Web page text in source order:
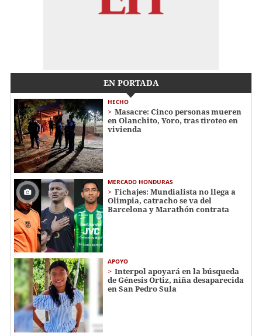
EN PORTADA
HECHO
Masacre: Cinco personas mueren
en Olanchito, Yoro, tras tiroteo en
vivienda
MERCADO HONDURAS
Fichajes: Mundialista no llega a
Olimpia, catracho se va del
Barcelona y Marathón contrata
APOYO
Interpol apoyará en la búsqueda
de Génesis Ortiz, niña desaparecida
en San Pedro Sula